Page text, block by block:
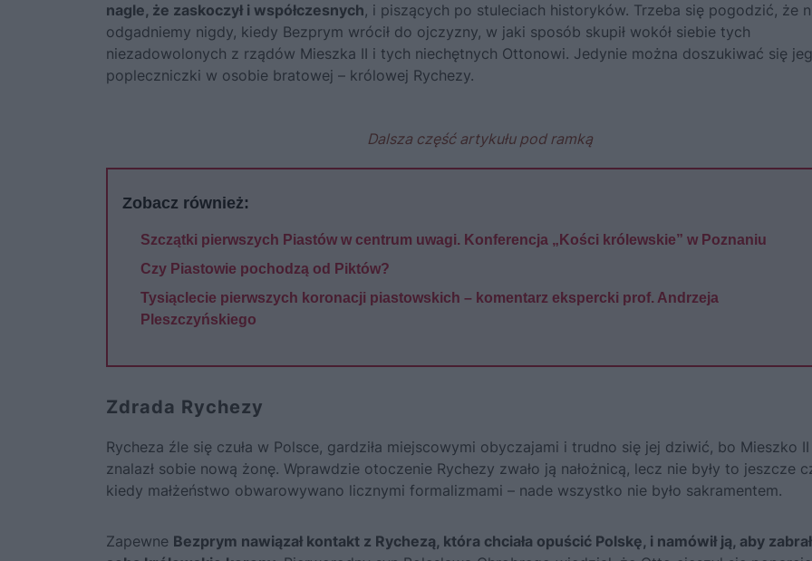
nagle, że zaskoczył i współczesnych, i piszących po stuleciach historyków. Trzeba się pogodzić, że
odgadniemy nigdy, kiedy Bezprym wrócił do ojczyzny, w jaki sposób skupił wokół siebie tych
niezadowolonych z rządów Mieszka II i tych niechętnych Ottonowi. Jedynie można doszukiwać się
popleczniczki w osobie bratowej – królowej Rychezy.
Dalsza część artykułu pod ramką
Zobacz również:
Szczątki pierwszych Piastów w centrum uwagi. Konferencja „Kości królewskie” w Poznaniu
Czy Piastowie pochodzą od Piktów?
Tysiąclecie pierwszych koronacji piastowskich – komentarz ekspercki prof. Andrzeja
Pleszczyńskiego
Zdrada Rychezy
Rycheza źle się czuła w Polsce, gardziła miejscowymi obyczajami i trudno się jej dziwić, bo Mieszko II
znalazł sobie nową żonę. Wprawdzie otoczenie Rychezy zwało ją nałożnicą, lecz nie były to jeszcze
kiedy małżeństwo obwarowywano licznymi formalizmami – nade wszystko nie było sakramentem.
Zapewne Bezprym nawiązał kontakt z Rychezą, która chciała opuścić Polskę, i namówił ją, aby